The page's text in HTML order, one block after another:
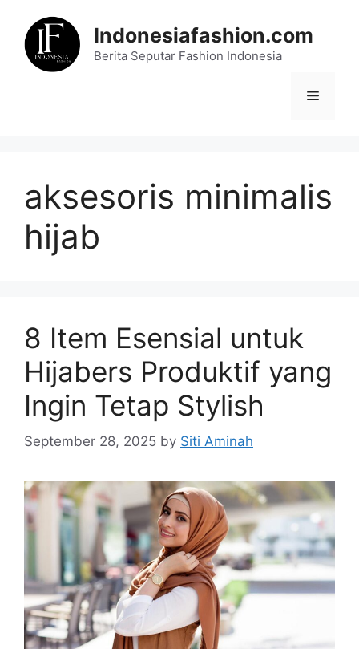
content
Indonesiafashion.com
Berita Seputar Fashion Indonesia
Menu
aksesoris minimalis
hijab
8 Item Esensial untuk
Hijabers Produktif yang
Ingin Tetap Stylish
September 28, 2025 by Siti Aminah